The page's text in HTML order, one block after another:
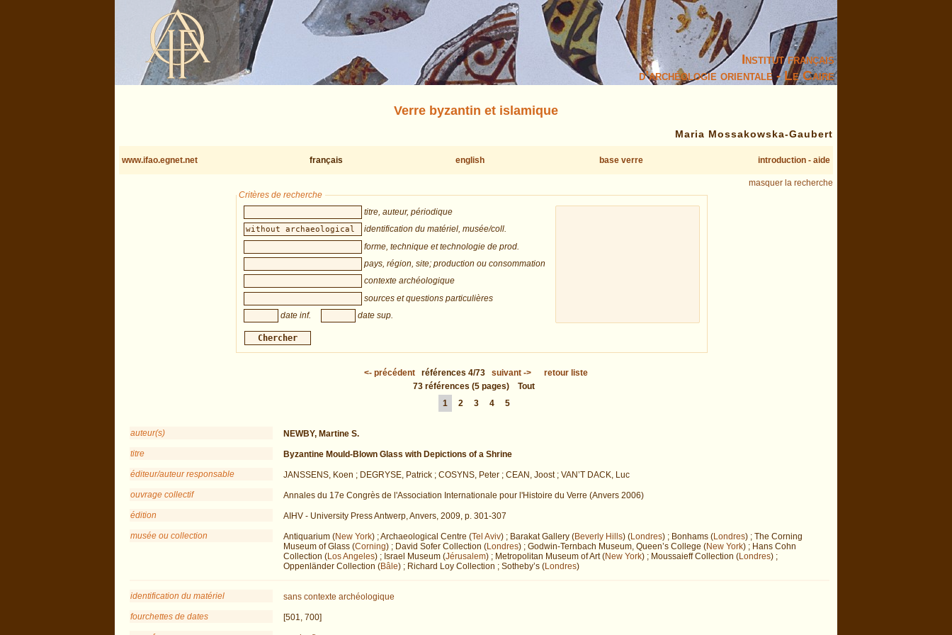
Institut français
d’archéologie orientale - Le Caire
Verre byzantin et islamique
Maria Mossakowska-Gaubert
www.ifao.egnet.net français english base verre introduction - aide
masquer la recherche
Critères de recherche
titre, auteur, périodique
identification du matériel, musée/coll.
forme, technique et technologie de prod.
pays, région, site; production ou consommation
contexte archéologique
sources et questions particulières
date inf.
date sup.
<- précédent références 4/73 suivant ->
retour liste
73 références (5 pages)
Tout
1
2 3 4 5
auteur(s)
NEWBY, Martine S.
titre
Byzantine Mould-Blown Glass with Depictions of a Shrine
éditeur/auteur responsable
JANSSENS, Koen ; DEGRYSE, Patrick ; COSYNS, Peter ; CEAN, Joost ; VAN’T DACK, Luc
ouvrage collectif
Annales du 17e Congrès de l'Association Internationale pour l'Histoire du Verre (Anvers 2006)
édition
AIHV - University Press Antwerp, Anvers, 2009, p. 301-307
musée ou collection
Antiquarium (New York) ; Archaeological Centre (Tel Aviv) ; Barakat Gallery (Beverly Hills) (Londres) ; Bonhams (Londres) ; The Corning
Museum of Glass (Corning) ; David Sofer Collection (Londres) ; Godwin-Ternbach Museum, Queen’s College (New York) ; Hans Cohn
Collection (Los Angeles) ; Israel Museum (Jérusalem) ; Metropolitan Museum of Art (New York) ; Moussaieff Collection (Londres) ;
Oppenländer Collection (Bâle) ; Richard Loy Collection ; Sotheby’s (Londres)
identification du matériel
sans contexte archéologique
fourchettes de dates
[501, 700]